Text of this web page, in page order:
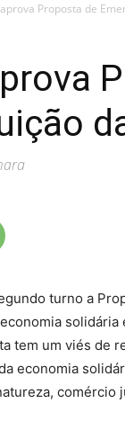
Proposta de
turno a
tem um viés de
economia
comércio